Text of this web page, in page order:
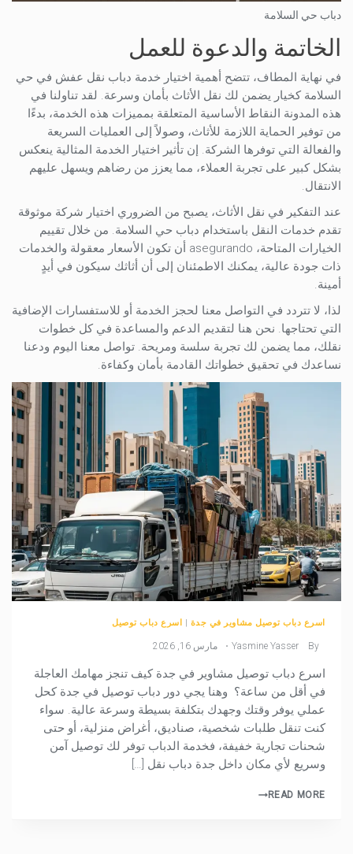
دباب حي السلامة
الخاتمة والدعوة للعمل
في نهاية المطاف، تتضح أهمية اختيار خدمة دباب نقل عفش في حي
السلامة كخيار يضمن لك نقل الأثاث بأمان وسرعة. لقد تناولنا في
هذه المدونة النقاط الأساسية المتعلقة بمميزات هذه الخدمة، بدءًا
من توفير الحماية اللازمة للأثاث، وصولاً إلى العمليات السريعة
والفعالة التي توفرها الشركة. إن تأثير اختيار الخدمة المثالية ينعكس
بشكل كبير على تجربة العملاء، مما يعزز من رضاهم ويسهل عليهم
الانتقال.
عند التفكير في نقل الأثاث، يصبح من الضروري اختيار شركة موثوقة
تقدم خدمات النقل باستخدام دباب حي السلامة. من خلال تقييم
الخيارات المتاحة، asegurando أن تكون الأسعار معقولة والخدمات
ذات جودة عالية، يمكنك الاطمئنان إلى أن أثاثك سيكون في أيدٍ
أمينة.
لذا، لا تتردد في التواصل معنا لحجز الخدمة أو للاستفسارات الإضافية
التي تحتاجها. نحن هنا لتقديم الدعم والمساعدة في كل خطوات
نقلك، مما يضمن لك تجربة سلسة ومريحة. تواصل معنا اليوم ودعنا
نساعدك في تحقيق خطواتك القادمة بأمان وكفاءة.
اسرع دباب توصيل مشاوير في جدة اسرع دباب توصيل
By
Yasmine Yasser مارس 16, 2026
اسرع دباب توصيل مشاوير في جدة كيف تنجز مهامك العاجلة
في أقل من ساعة؟ وهنا يجي دور دباب توصيل في جدة كحل
عملي يوفر وقتك وجهدك بتكلفة بسيطة وسرعة عالية. سواء
كنت تنقل طلبات شخصية، صناديق، أغراض منزلية، أو حتى
شحنات تجارية خفيفة، فخدمة الدباب توفر لك توصيل آمن
وسريع لأي مكان داخل جدة دباب نقل […]
READ MORE